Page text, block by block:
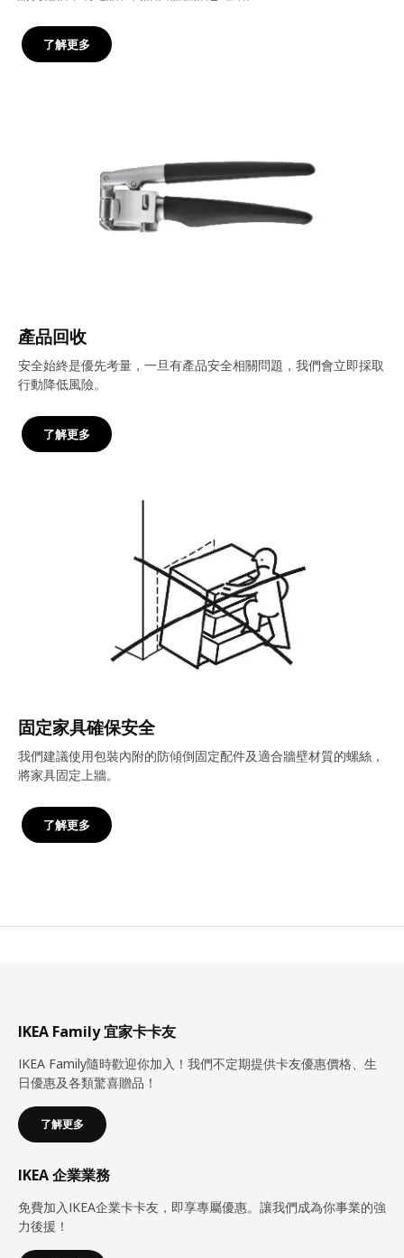
了解更多
產品回收
安全始終是優先考量，一旦有產品安全相關問題，我們會立即採取
行動降低風險。
了解更多
固定家具確保安全
我們建議使用包裝內附的防傾倒固定配件及適合牆壁材質的螺絲，
將家具固定上牆。
了解更多
IKEA Family 宜家卡卡友
IKEA Family隨時歡迎你加入！我們不定期提供卡友優惠價格、生
日優惠及各類驚喜贈品！
了解更多
IKEA 企業業務
免費加入IKEA企業卡卡友，即享專屬優惠。讓我們成為你事業的強
力後援！